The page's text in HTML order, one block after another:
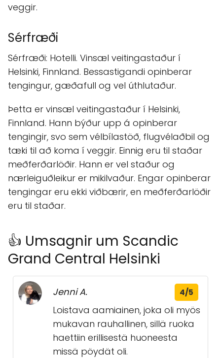
veggir.
Sérfræði
Sérfræði: Hotelli. Vinsæl veitingastaður í
Helsinki, Finnland. Bessastigandi opinberar
tengingur, gæðafull og vel úthlutaður.
Þetta er vinsæl veitingastaður í Helsinki,
Finnland. Hann býður upp á opinberar
tengingir, svo sem vélbílastöð, flugvélaðbil og
tæki til að koma í veggir. Einnig eru til staðar
meðferðarlöðir. Hann er vel staður og
nærleiguðleikur er mikilvaður. Engar opinberar
tengingar eru ekki viðbærir, en meðferðarlöðir
eru til staðar.
👍 Umsagnir um Scandic
Grand Central Helsinki
Jenni A. 4/5
Loistava aamiainen, joka oli myös
mukavan rauhallinen, sillä ruoka
haettiin erillisestä huoneesta
missä pöydät oli.